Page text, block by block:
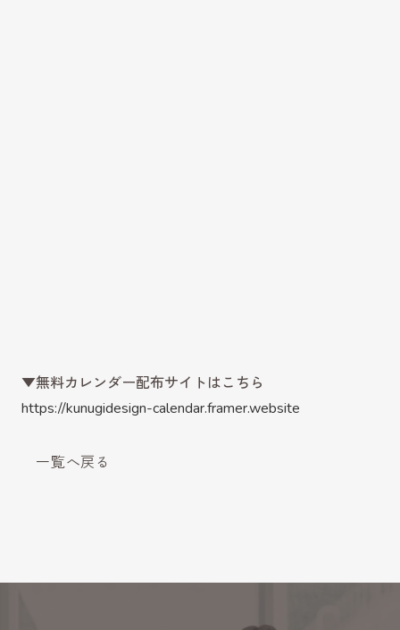
▼無料カレンダー配布サイトはこちら
https://kunugidesign-calendar.framer.website
一覧へ戻る